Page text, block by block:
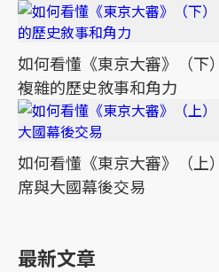
如何看懂《東京大審》（下
複雜的歷史敘事和角力
如何看懂《東京大審》（上
席與大國幕後交易
最新文章